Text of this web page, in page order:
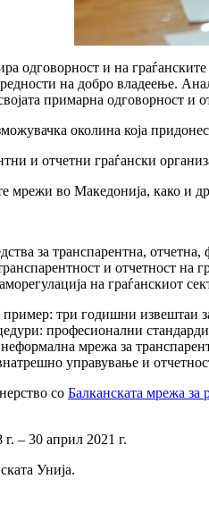
одговорност и на
на добро владеење.
примарна одговорност
околина која
и отчетни граѓански
мрежи во Македонија, како и
за транспарентна,
и отчетност на
на граѓанскиот
три годишни извештаи
професионални
мрежа за
управување и
со Балканската мрежа за
г. – 30 април 2021 г.
Унија.